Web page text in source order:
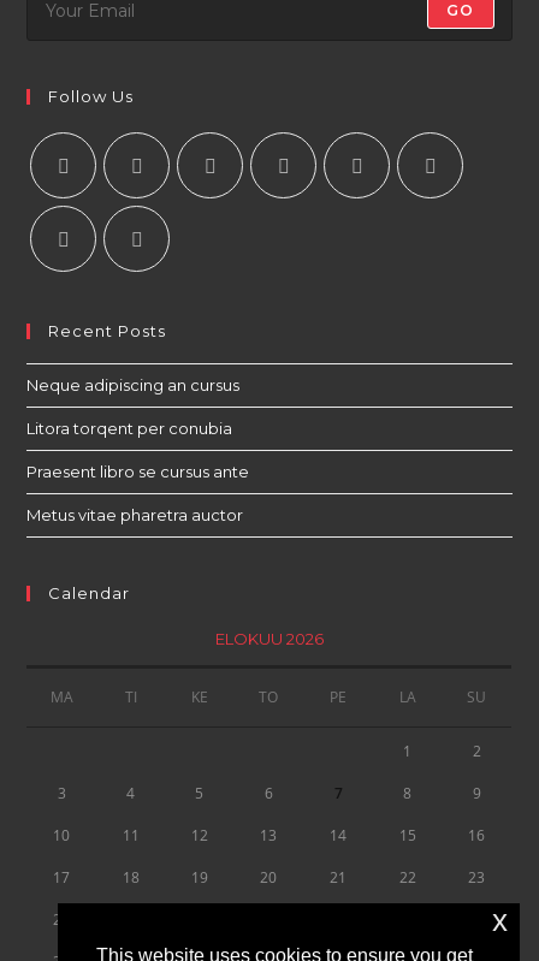
GO
Follow Us
Recent Posts
Neque adipiscing an cursus
Litora torqent per conubia
Praesent libro se cursus ante
Metus vitae pharetra auctor
Calendar
ELOKUU 2026
MA TI KE TO PE LA SU
1 2
3 4 5 6 7 8 9
10 11 12 13 14 15 16
17 18 19 20 21 22 23
24
This website uses cookies to ensure you get
x